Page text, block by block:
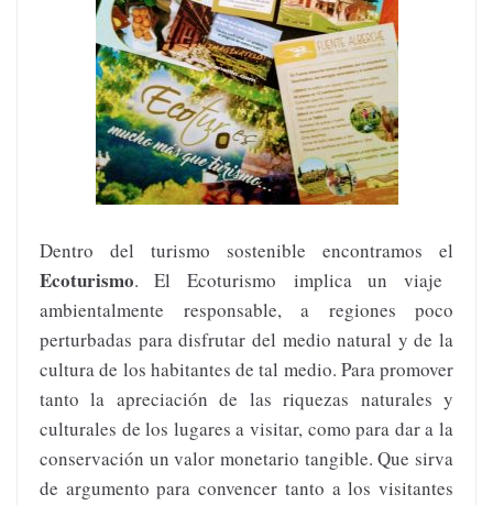
Dentro del turismo sostenible encontramos el
Ecoturismo. El Ecoturismo implica un viaje
ambientalmente responsable, a regiones poco
perturbadas para disfrutar del medio natural y de la
cultura de los habitantes de tal medio. Para promover
tanto la apreciación de las riquezas naturales y
culturales de los lugares a visitar, como para dar a la
conservación un valor monetario tangible. Que sirva
de argumento para convencer tanto a los visitantes